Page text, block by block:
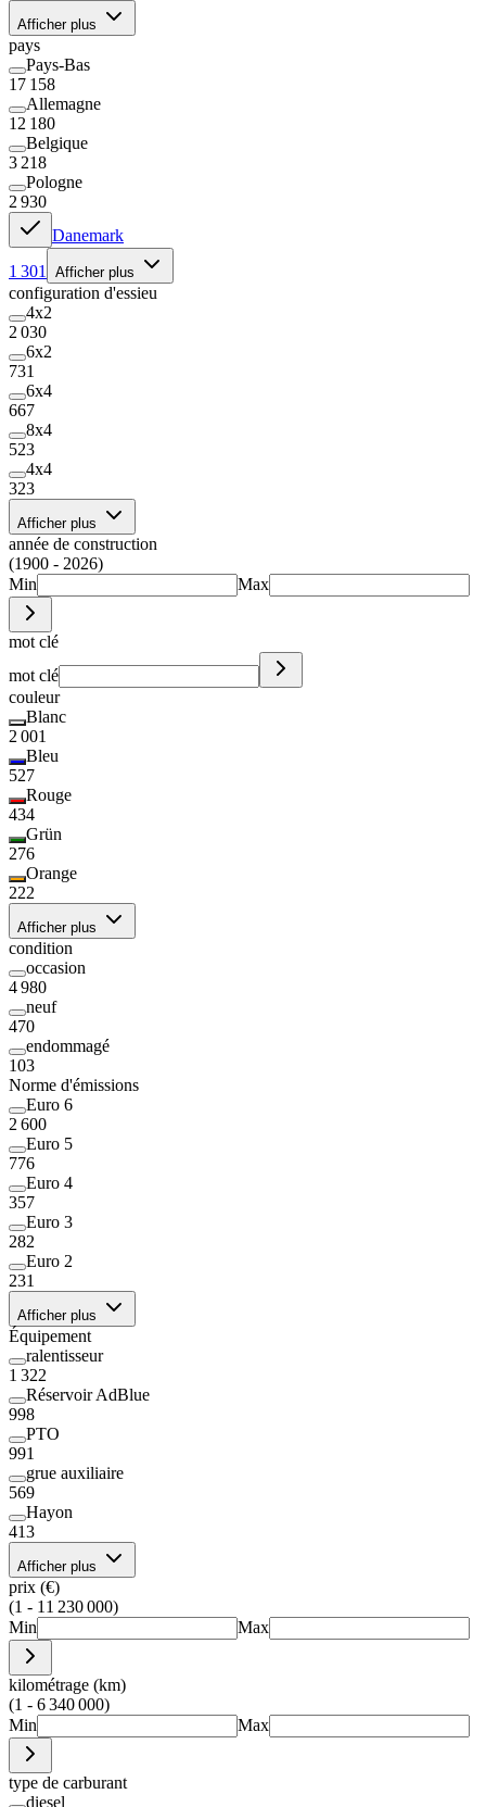
Afficher plus
pays
Pays-Bas
17 158
Allemagne
12 180
Belgique
3 218
Pologne
2 930
Danemark
1 301
Afficher plus
configuration d'essieu
4x2
2 030
6x2
731
6x4
667
8x4
523
4x4
323
Afficher plus
année de construction
(1900 - 2026)
Min
Max
mot clé
mot clé
couleur
Blanc
2 001
Bleu
527
Rouge
434
Grün
276
Orange
222
Afficher plus
condition
occasion
4 980
neuf
470
endommagé
103
Norme d'émissions
Euro 6
2 600
Euro 5
776
Euro 4
357
Euro 3
282
Euro 2
231
Afficher plus
Équipement
ralentisseur
1 322
Réservoir AdBlue
998
PTO
991
grue auxiliaire
569
Hayon
413
Afficher plus
prix (€)
(1 - 11 230 000)
Min
Max
kilométrage (km)
(1 - 6 340 000)
Min
Max
type de carburant
diesel